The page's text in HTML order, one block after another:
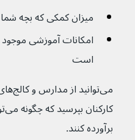
میزان کمکی که بچه شما
امکانات آموزشی
است
برآورده کنند.